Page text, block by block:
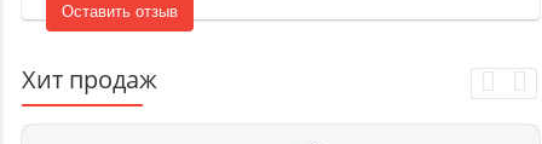
Оставить отзыв
Хит продаж